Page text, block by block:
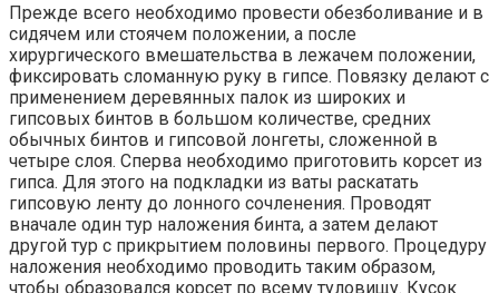
Прежде всего необходимо провести обезболивание и в
сидячем или стоячем положении, а после
хирургического вмешательства в лежачем положении,
фиксировать сломанную руку в гипсе. Повязку делают с
применением деревянных палок из широких и
гипсовых бинтов в большом количестве, средних
обычных бинтов и гипсовой лонгеты, сложенной в
четыре слоя. Сперва необходимо приготовить корсет из
гипса. Для этого на подкладки из ваты раскатать
гипсовую ленту до лонного сочленения. Проводят
вначале один тур наложения бинта, а затем делают
другой тур с прикрытием половины первого. Процедуру
наложения необходимо проводить таким образом,
чтобы образовался корсет по всему туловищу. Кусок